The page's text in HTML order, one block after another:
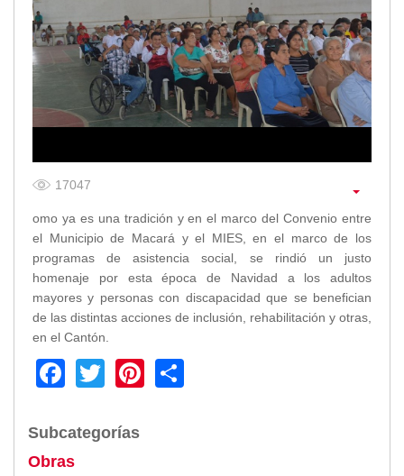
17047
omo ya es una tradición y en el marco del Convenio entre
el Municipio de Macará y el MIES, en el marco de los
programas de asistencia social, se rindió un justo
homenaje por esta época de Navidad a los adultos
mayores y personas con discapacidad que se benefician
de las distintas acciones de inclusión, rehabilitación y otras,
en el Cantón.
Facebook
TwitterPinterest
Subcategorías
Obras